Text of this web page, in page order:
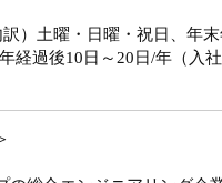
）土曜・日曜・祝日、年末
経過後10日～20日/年（入